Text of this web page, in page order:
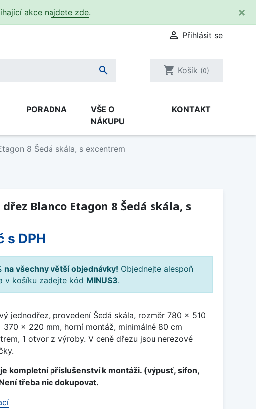
akce najdete zde. ×
 Přihlásit se
 shopping_cart Košík (0)
PORADNA
VŠE O
NÁKUPU
KONTAKT
8 Šedá skála, s excentrem
Blanco Etagon 8 Šedá skála, s
s DPH
na všechny větší objednávky! Objednejte alespoň
v košíku zadejte kód MINUS3.
jednodřez, provedení Šedá skála, rozměr 780 x 510
370 x 220 mm, horní montáž, minimálně 80 cm
1 otvor z výroby. V ceně dřezu jsou nerezové
kompletní příslušenství k montáži. (výpusť, sifon,
třeba nic dokupovat.